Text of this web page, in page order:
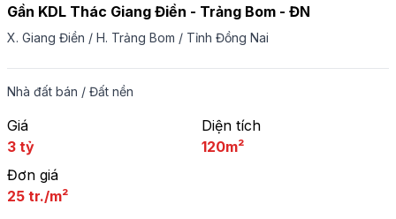
Gần KDL Thác Giang Điền - Trảng Bom - ĐN
X. Giang Điền / H. Trảng Bom / Tỉnh Đồng Nai
Nhà đất bán / Đất nền
Giá
3 tỷ
Diện tích
120m²
Đơn giá
25 tr./m²